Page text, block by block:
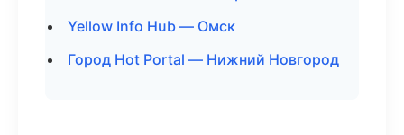
Yellow Info Hub — Омск
Город Hot Portal — Нижний Новгород